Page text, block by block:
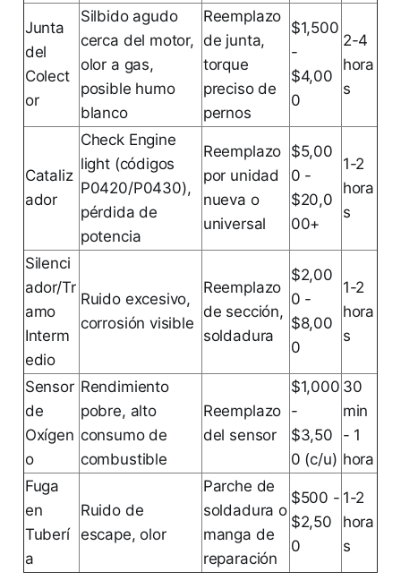
Junta
del
Colect
or
Silbido agudo
cerca del motor,
olor a gas,
posible humo
blanco
Reemplazo
de junta,
torque
preciso de
pernos
$1,500
-
$4,00
0
2-4
hora
s
Cataliz
ador
Check Engine
light (códigos
P0420/P0430),
pérdida de
potencia
Reemplazo
por unidad
nueva o
universal
$5,00
0 -
$20,0
00+
1-2
hora
s
Silenci
ador/Tr
amo
Interm
edio
Ruido excesivo,
corrosión visible
Reemplazo
de sección,
soldadura
$2,00
0 -
$8,00
0
1-2
hora
s
Sensor
de
Oxígen
o
Rendimiento
pobre, alto
consumo de
combustible
Reemplazo
del sensor
$1,000
-
$3,50
0 (c/u)
30
min
- 1
hora
Fuga
en
Tuberí
a
Ruido de
escape, olor
Parche de
soldadura o
manga de
reparación
$500 -
$2,50
0
1-2
hora
s